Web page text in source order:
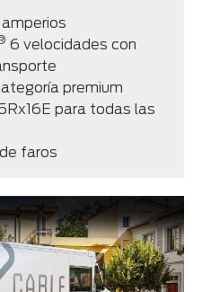
6 velocidades con
premium
para todas las
faros